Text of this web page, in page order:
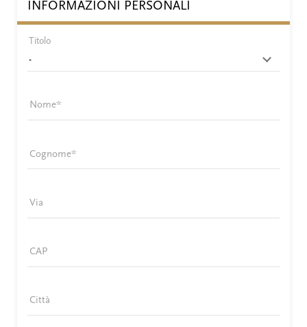
INFORMAZIONI PERSONALI
Titolo
Nome
Cognome
Via
CAP
Città